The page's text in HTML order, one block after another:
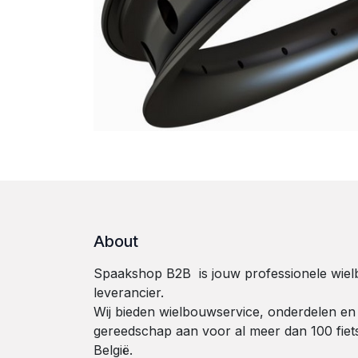
About
Spaakshop B2B is jouw professionele
leverancier.
Wij bieden wielbouwservice, onderdelen en
gereedschap aan voor al meer dan 100
België.